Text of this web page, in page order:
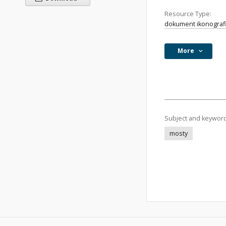
Resource Type:
dokument
More
Subject and
mosty